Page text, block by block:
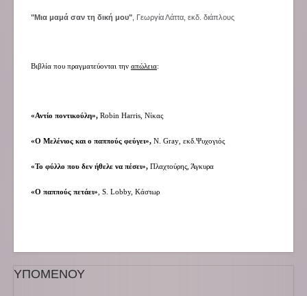
"Μια μαμά σαν τη δική μου" , Γεωργία Λάττα, εκδ. διάπλους
Βιβλία που πραγματεύονται την απώλεια:
«Αντίο ποντικούλη», Robin Harris, Νίκας
«Ο Μελένιος και ο παππούς φεύγει», N. Gray, εκδ.Ψυχογιός
«Το φύλλο που δεν ήθελε να πέσει», Πλαχτούρης, Άγκυρα
«Ο παππούς πετάει», S. Lobby, Κάστωρ
ΥΠΟΜΕΝΟΥ